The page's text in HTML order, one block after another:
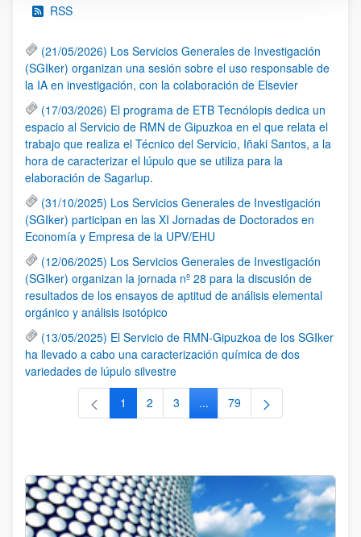
RSS
(21/05/2026) Los Servicios Generales de Investigación
(SGIker) organizan una sesión sobre el uso responsable de
la IA en investigación, con la colaboración de Elsevier
(17/03/2026) El programa de ETB Tecnólopis dedica un
espacio al Servicio de RMN de Gipuzkoa en el que relata el
trabajo que realiza el Técnico del Servicio, Iñaki Santos, a la
hora de caracterizar el lúpulo que se utiliza para la
elaboración de Sagarlup.
(31/10/2025) Los Servicios Generales de Investigación
(SGIker) participan en las XI Jornadas de Doctorados en
Economía y Empresa de la UPV/EHU
(12/06/2025) Los Servicios Generales de Investigación
(SGIker) organizan la jornada nº 28 para la discusión de
resultados de los ensayos de aptitud de análisis elemental
orgánico y análisis isotópico
(13/05/2025) El Servicio de RMN-Gipuzkoa de los SGIker
ha llevado a cabo una caracterización química de dos
variedades de lúpulo silvestre
Página
1 Página
2 Página
3 ...Páginas intermedias Use TAB
Página
79